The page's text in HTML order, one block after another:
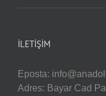
İLETIŞIM
Eposta:
Adres: Bayar Cad